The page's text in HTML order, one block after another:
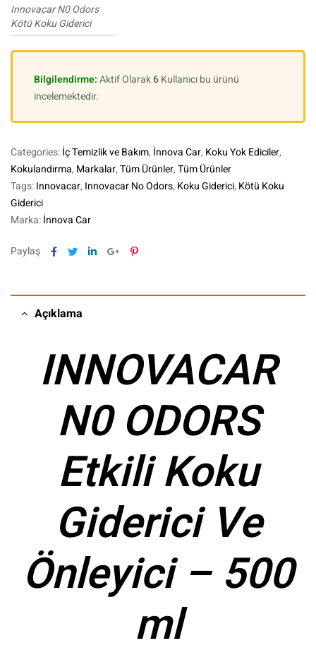
Innovacar N0 Odors
Kötü Koku Giderici
Bilgilendirme:Aktif Olarak6Kullanıcı bu ürünü
incelemektedir.
Categories:İç Temizlik ve Bakım, İnnova Car, Koku Yok Ediciler,
Kokulandırma, Markalar,Tüm Ürünler,Tüm Ürünler
Tags:Innovacar, Innovacar No Odors, Koku Giderici, Kötü Koku
Giderici
Marka:İnnova Car
Paylaş Facebook
TwitterLinkedinGoogle+Pinterest
Açıklama
INNOVACAR
N0 ODORS
Etkili Koku
Giderici Ve
Önleyici – 500
ml